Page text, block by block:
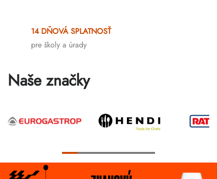
prvky
14 DŇOVÁ SPLATNOSŤ
pre školy a úrady
Naše značky